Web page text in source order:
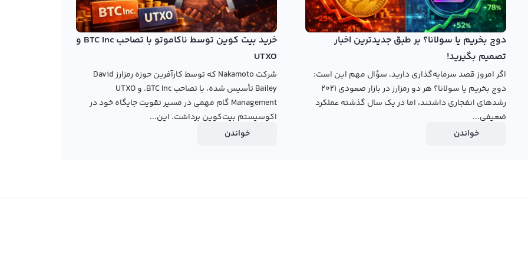
ارز دیجیتال رابکس با آنلاین کردن فرآیندهای احراز
دوج بخریم یا سولانا؟ بر طبق جدیدترین اخبار
تصمیم بگیرید!
اگر امروز قصد سرمایه‌گذاری دارید، سؤال مهم این است:
دوج بخریم یا سولانا؟ هر دو رمزارز در بازار صعودی ۲۰۲۱
رشدهای انفجاری داشتند، اما در یک سال گذشته عملکرد
ضعیفی...
خواندن
خرید بیت کوین توسط ناکاموتو با تصاحب BTC Inc و
UTXO
شرکت Nakamoto که توسط کارآفرین حوزه رمزارز David
Bailey تأسیس شده، با تصاحب BTC Inc. و UTXO
Management گام مهمی در مسیر تقویت جایگاه خود در
اکوسیستم بیت‌کوین برداشت. این...
خواندن